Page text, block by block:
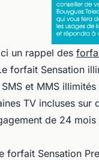
un rappel des
forfait Sensation
SMS et MMS
TV incluses sur
de 24
forfait Sensation